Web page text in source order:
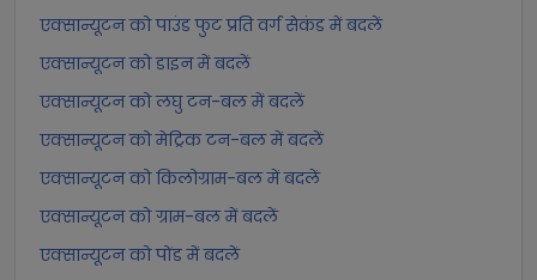
एक्सान्यूटन को पाउंड फुट प्रति वर्ग सेकंड में बदलें
एक्सान्यूटन को डाइन में बदलें
एक्सान्यूटन को लघु टन-बल में बदलें
एक्सान्यूटन को मेट्रिक टन-बल में बदलें
एक्सान्यूटन को किलोग्राम-बल में बदलें
एक्सान्यूटन को ग्राम-बल में बदलें
एक्सान्यूटन को पोंड में बदलें